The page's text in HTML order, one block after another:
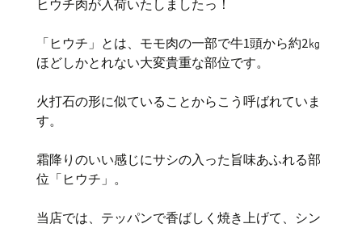
ヒウチ肉が入荷いたしましたっ！
「ヒウチ」とは、モモ肉の一部で牛1頭から約2㎏
ほどしかとれない大変貴重な部位です。
火打石の形に似ていることからこう呼ばれていま
す。
霜降りのいい感じにサシの入った旨味あふれる部
位「ヒウチ」。
当店では、テッパンで香ばしく焼き上げて、シン